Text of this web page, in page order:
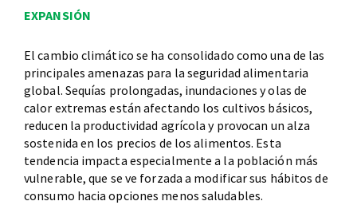
EXPANSIÓN
El cambio climático se ha consolidado como una de las
principales amenazas para la seguridad alimentaria
global. Sequías prolongadas, inundaciones y olas de
calor extremas están afectando los cultivos básicos,
reducen la productividad agrícola y provocan un alza
sostenida en los precios de los alimentos. Esta
tendencia impacta especialmente a la población más
vulnerable, que se ve forzada a modificar sus hábitos de
consumo hacia opciones menos saludables.